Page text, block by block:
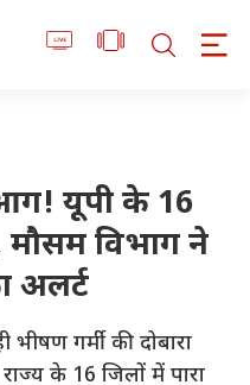
यूपी के 16
मौसम विभाग ने
अलर्ट
भीषण गर्मी की दोबारा
के 16 जिलों में पारा